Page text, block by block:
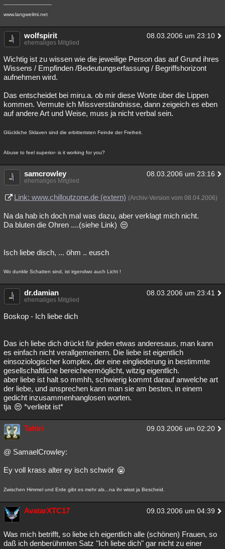
--------------------------------
www.langweilmi.net
wolfspirit 08.03.2006 um 23:10
ehemaliges Mitglied
Wichtig ist zu wissen wie die jeweilige Person das auf Grund ihres
Wissens / Empfinden /Bedeutungserfassung / Begriffshorizont
aufnehmen wird.
Das entscheidet bei miru.a. ob mir diese Worte über die Lippen
kommen. Vermute ich Missverständnisse, dann zeigeich es eben
auf andere Art und Weise, muss ja nicht verbal sein.
Glückliche Sklaven sind die erbittertsten Feinde der Freiheit.
Abuse to feel superior- is it working for you?
samcrowley 08.03.2006 um 23:16
ehemaliges Mitglied
Link: www.chilloutzone.de (extern) (Archiv-Version vom 08.04.2006)
Na da hab ich doch mal was dazu, aber verklagt mich nicht.
Da bluten die Ohren ....(siehe Link)
Isch liebe disch, ... öhm .. eusch
Wo dunkle Schatten sind, ist irgendwo auch Licht !
dr.damian 08.03.2006 um 23:41
ehemaliges Mitglied
Boskop - Ich liebe dich
Das ich liebe dich drückt für jeden etwas anderesaus, man kann
es einfach nicht verallgemeinern. Die liebe ist eigentlich
einsoziologischer komplex, der eine eingliederung in bestimmte
gesellschaftliche bereicheermöglicht, witzig eigentlich.
aber liebe ist halt so mmhh, schwierig kommt darauf anwelche art
der liebe, und ansprechen kann man sie am besten, in einem
gedicht inzusammenhanglosen worten.
tja
*verliebt ist*
Tahiri 09.03.2006 um 02:20
@ SamaelCrowley:
Ey voll krass alter ey isch schwör
Zwischen Himmel und Erde gibt es mehr als...na ihr wisst ja Bescheid.
AvatarXTC17 09.03.2006 um 04:39
Was mich betrifft, so liebe ich eigentlich alle (schönen) Frauen, so
daß ich denberühmten Satz "Ich liebe dich" gar nicht zu einer